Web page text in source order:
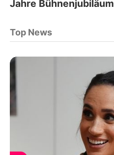
Jahre Bühnenjubiläum
Top News